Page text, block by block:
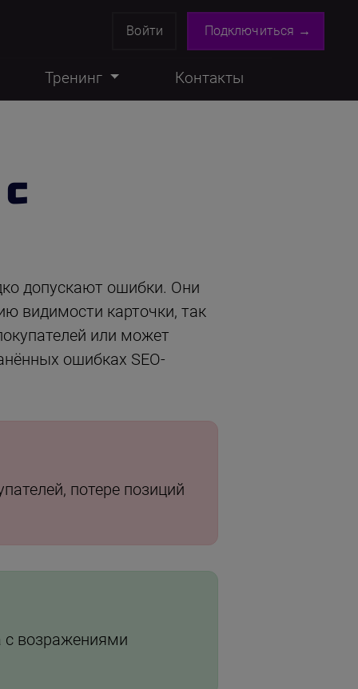
Войти Подключиться →
Тренинг Контакты
допускают ошибки. Они
видимости карточки, так
или может
ошибках SEO-
потере позиций
с возражениями